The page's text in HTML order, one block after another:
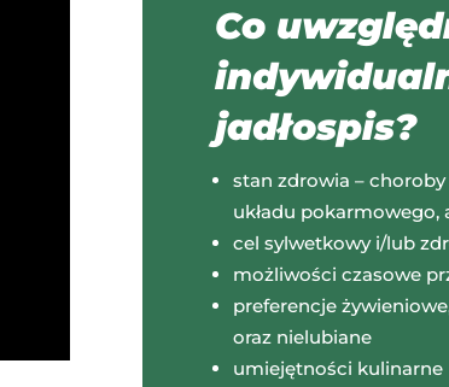
Co
jadłospis?
stan zdrowia –
układu pokarmowego,
cel sylwetkowy i/lub
możliwości czasowe
preferencje
oraz nielubiane
umiejętności kulinarne